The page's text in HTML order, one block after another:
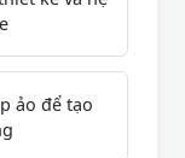
ảo để tạo